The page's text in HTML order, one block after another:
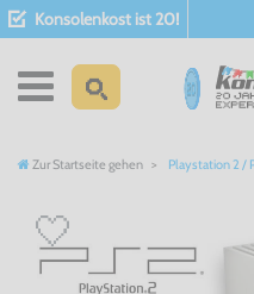
Konsolenkost ist 20!
Zur Startseite gehen Playstation 2 /